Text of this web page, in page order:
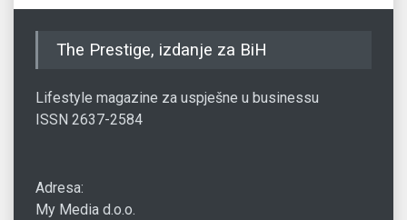
The Prestige, izdanje za BiH
Lifestyle magazine za uspješne u businessu
ISSN 2637-2584
Adresa:
My Media d.o.o.